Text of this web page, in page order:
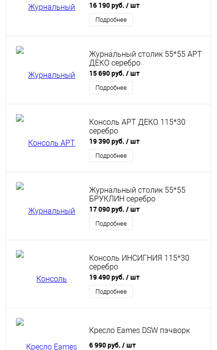
16 190 руб. / шт
Подробнее
Журнальный столик 55*55 АРТ
ДЕКО серебро
15 690 руб. / шт
Подробнее
Консоль АРТ ДЕКО 115*30
серебро
19 390 руб. / шт
Подробнее
Журнальный столик 55*55
БРУКЛИН серебро
17 090 руб. / шт
Подробнее
Консоль ИНСИГНИЯ 115*30
серебро
19 490 руб. / шт
Подробнее
Кресло Eames DSW пэчворк
6 990 руб. / шт